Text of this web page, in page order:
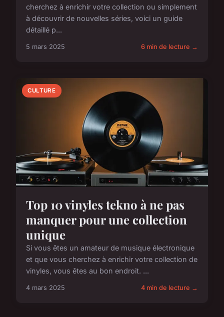
cherchez à enrichir votre collection ou simplement
à découvrir de nouvelles séries, voici un guide
détaillé p...
5 mars 2025 6 min de lecture →
CULTURE
Top 10 vinyles tekno à ne pas
manquer pour une collection
unique
Si vous êtes un amateur de musique électronique
et que vous cherchez à enrichir votre collection de
vinyles, vous êtes au bon endroit. ...
4 mars 2025 4 min de lecture →